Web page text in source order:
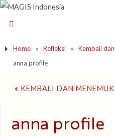
Home » Refleksi » Kembali
anna profile
« KEMBALI DAN
anna profile